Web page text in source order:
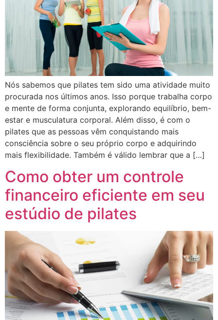
Nós sabemos que pilates tem sido uma atividade muito
procurada nos últimos anos. Isso porque trabalha corpo
e mente de forma conjunta, explorando equilíbrio, bem-
estar e musculatura corporal. Além disso, é com o
pilates que as pessoas vêm conquistando mais
consciência sobre o seu próprio corpo e adquirindo
mais flexibilidade. Também é válido lembrar que a […]
Como obter um controle
financeiro eficiente em seu
estúdio de pilates